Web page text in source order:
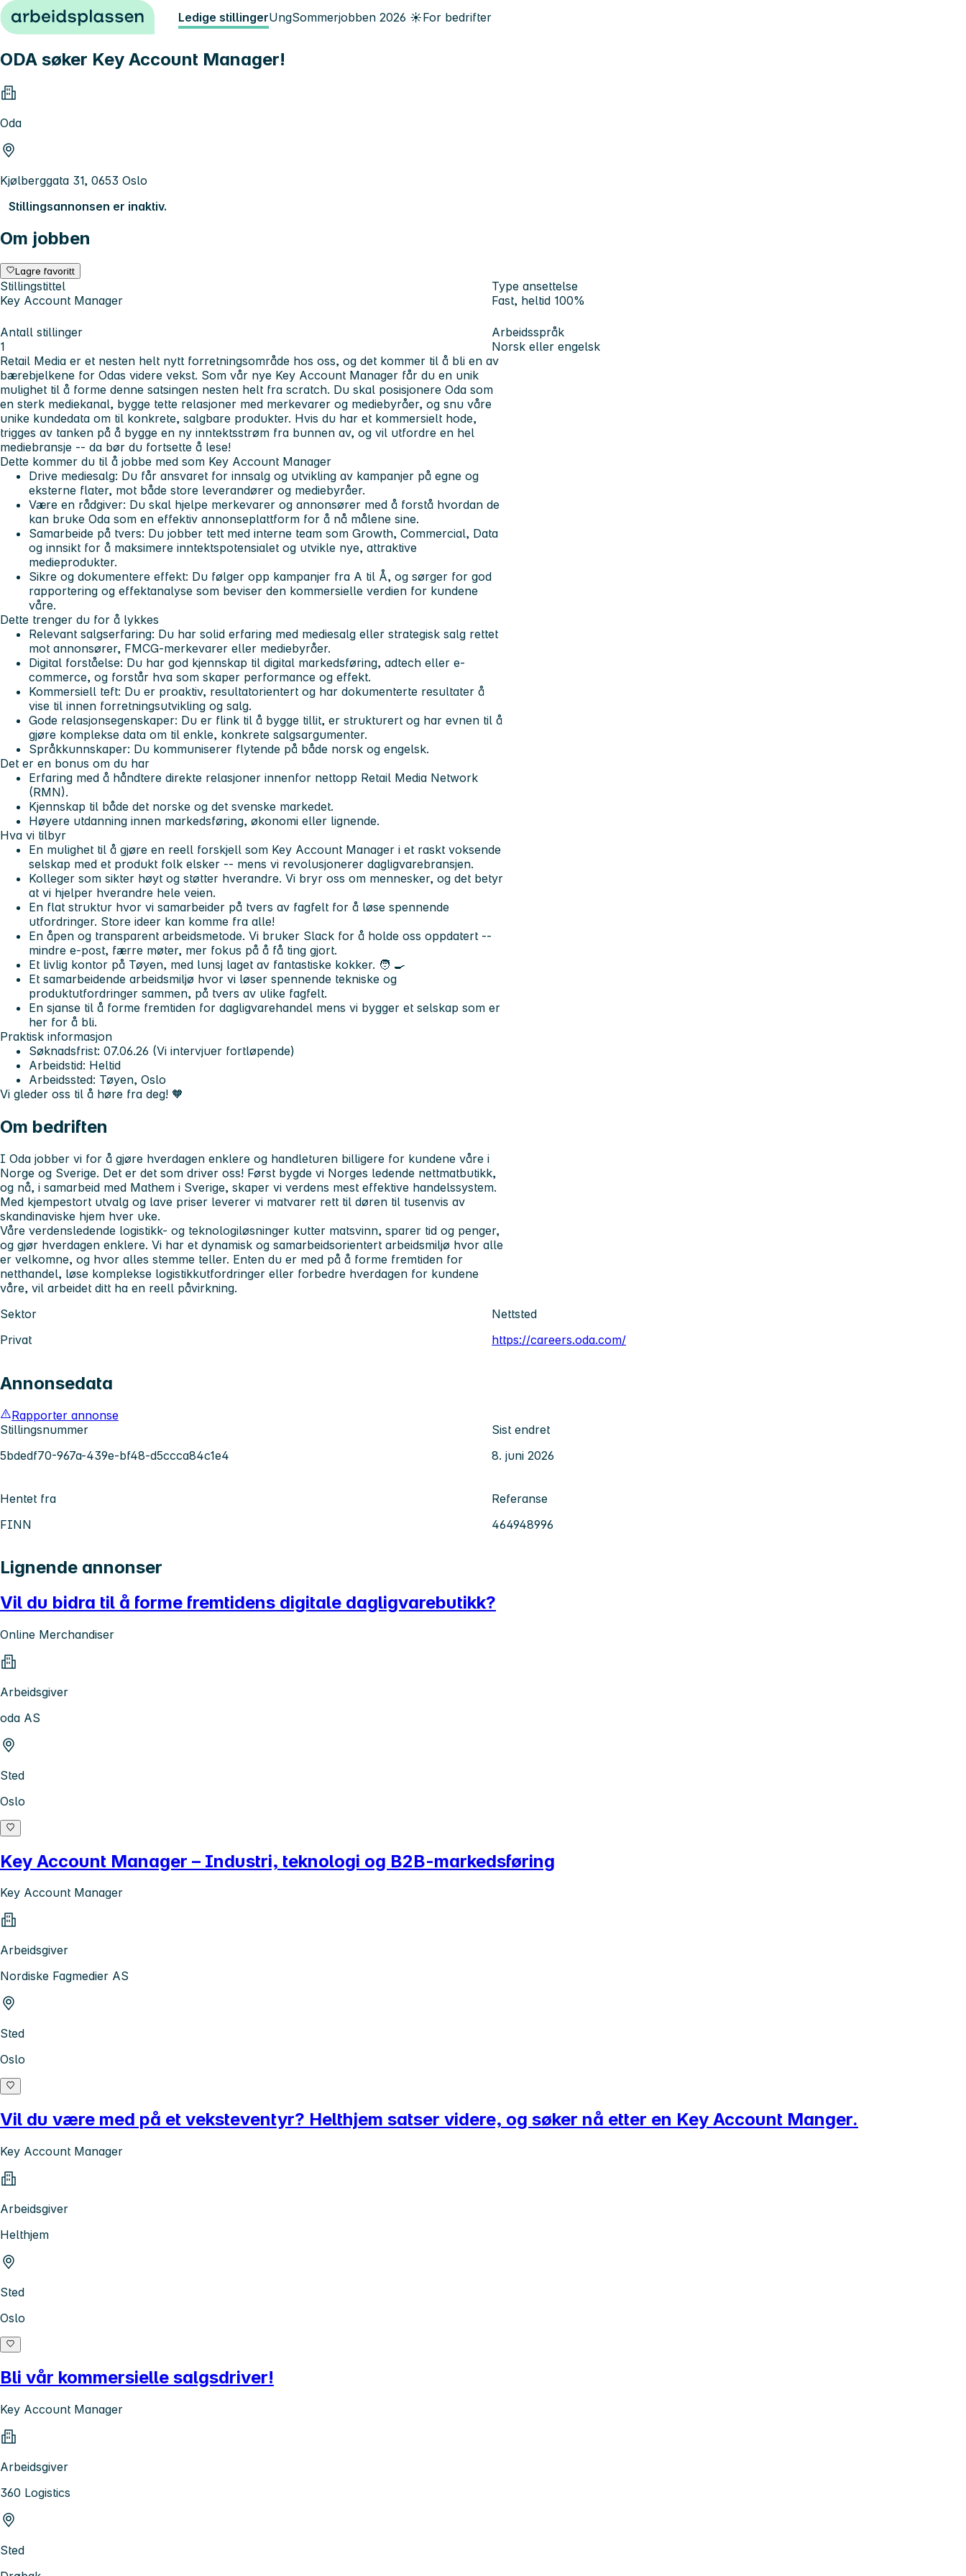
Hopp til innhold Ledige stillingerUngSommerjobben 2026 ☀️For bedrifter
ODA søker Key Account Manager!
Oda
Kjølberggata 31, 0653 Oslo
Stillingsannonsen er inaktiv.
Om jobben
Lagre favoritt
Stillingstittel
Key Account Manager
Type ansettelse
Fast, heltid 100%
Antall stillinger
1
Arbeidsspråk
Norsk eller engelsk
Retail Media er et nesten helt nytt forretningsområde hos oss, og det kommer til å bli en av
bærebjelkene for Odas videre vekst. Som vår nye Key Account Manager får du en unik
mulighet til å forme denne satsingen nesten helt fra scratch. Du skal posisjonere Oda som
en sterk mediekanal, bygge tette relasjoner med merkevarer og mediebyråer, og snu våre
unike kundedata om til konkrete, salgbare produkter. Hvis du har et kommersielt hode,
trigges av tanken på å bygge en ny inntektsstrøm fra bunnen av, og vil utfordre en hel
mediebransje -- da bør du fortsette å lese!
Dette kommer du til å jobbe med som Key Account Manager
Drive mediesalg: Du får ansvaret for innsalg og utvikling av kampanjer på egne og
eksterne flater, mot både store leverandører og mediebyråer.
Være en rådgiver: Du skal hjelpe merkevarer og annonsører med å forstå hvordan de
kan bruke Oda som en effektiv annonseplattform for å nå målene sine.
Samarbeide på tvers: Du jobber tett med interne team som Growth, Commercial, Data
og innsikt for å maksimere inntektspotensialet og utvikle nye, attraktive
medieprodukter.
Sikre og dokumentere effekt: Du følger opp kampanjer fra A til Å, og sørger for god
rapportering og effektanalyse som beviser den kommersielle verdien for kundene
våre.
Dette trenger du for å lykkes
Relevant salgserfaring: Du har solid erfaring med mediesalg eller strategisk salg rettet
mot annonsører, FMCG-merkevarer eller mediebyråer.
Digital forståelse: Du har god kjennskap til digital markedsføring, adtech eller e-
commerce, og forstår hva som skaper performance og effekt.
Kommersiell teft: Du er proaktiv, resultatorientert og har dokumenterte resultater å
vise til innen forretningsutvikling og salg.
Gode relasjonsegenskaper: Du er flink til å bygge tillit, er strukturert og har evnen til å
gjøre komplekse data om til enkle, konkrete salgsargumenter.
Språkkunnskaper: Du kommuniserer flytende på både norsk og engelsk.
Det er en bonus om du har
Erfaring med å håndtere direkte relasjoner innenfor nettopp Retail Media Network
(RMN).
Kjennskap til både det norske og det svenske markedet.
Høyere utdanning innen markedsføring, økonomi eller lignende.
Hva vi tilbyr
En mulighet til å gjøre en reell forskjell som Key Account Manager i et raskt voksende
selskap med et produkt folk elsker -- mens vi revolusjonerer dagligvarebransjen.
Kolleger som sikter høyt og støtter hverandre. Vi bryr oss om mennesker, og det betyr
at vi hjelper hverandre hele veien.
En flat struktur hvor vi samarbeider på tvers av fagfelt for å løse spennende
utfordringer. Store ideer kan komme fra alle!
En åpen og transparent arbeidsmetode. Vi bruker Slack for å holde oss oppdatert --
mindre e-post, færre møter, mer fokus på å få ting gjort.
Et livlig kontor på Tøyen, med lunsj laget av fantastiske kokker. 🧑 🍳
Et samarbeidende arbeidsmiljø hvor vi løser spennende tekniske og
produktutfordringer sammen, på tvers av ulike fagfelt.
En sjanse til å forme fremtiden for dagligvarehandel mens vi bygger et selskap som er
her for å bli.
Praktisk informasjon
Søknadsfrist: 07.06.26 (Vi intervjuer fortløpende)
Arbeidstid: Heltid
Arbeidssted: Tøyen, Oslo
Vi gleder oss til å høre fra deg! 🧡
Om bedriften
I Oda jobber vi for å gjøre hverdagen enklere og handleturen billigere for kundene våre i
Norge og Sverige. Det er det som driver oss! Først bygde vi Norges ledende nettmatbutikk,
og nå, i samarbeid med Mathem i Sverige, skaper vi verdens mest effektive handelssystem.
Med kjempestort utvalg og lave priser leverer vi matvarer rett til døren til tusenvis av
skandinaviske hjem hver uke.
Våre verdensledende logistikk- og teknologiløsninger kutter matsvinn, sparer tid og penger,
og gjør hverdagen enklere. Vi har et dynamisk og samarbeidsorientert arbeidsmiljø hvor alle
er velkomne, og hvor alles stemme teller. Enten du er med på å forme fremtiden for
netthandel, løse komplekse logistikkutfordringer eller forbedre hverdagen for kundene
våre, vil arbeidet ditt ha en reell påvirkning.
Sektor
Privat
Nettsted
https://careers.oda.com/
Annonsedata
Rapporter annonse
Stillingsnummer
5bdedf70-967a-439e-bf48-d5ccca84c1e4
Sist endret
8. juni 2026
Hentet fra
FINN
Referanse
464948996
Lignende annonser
Vil du bidra til å forme fremtidens digitale dagligvarebutikk?
Online Merchandiser
Arbeidsgiver
oda AS
Sted
Oslo
Key Account Manager – Industri, teknologi og B2B-markedsføring
Key Account Manager
Arbeidsgiver
Nordiske Fagmedier AS
Sted
Oslo
Vil du være med på et veksteventyr? Helthjem satser videre, og søker nå etter en Key Account Manger.
Key Account Manager
Arbeidsgiver
Helthjem
Sted
Oslo
Bli vår kommersielle salgsdriver!
Key Account Manager
Arbeidsgiver
360 Logistics
Sted